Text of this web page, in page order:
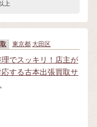
上
東京都 大田区
でスッキリ！店主が
する古本出張買取サ